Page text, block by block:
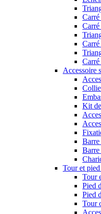
Accessoire
Kit
Tour et
Tour
Pied
Pied
Tour